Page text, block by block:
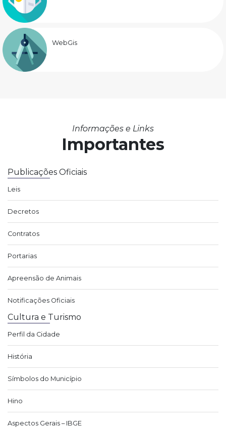
WebGis
Informações e Links
Importantes
Publicações Oficiais
Leis
Decretos
Contratos
Portarias
Apreensão de Animais
Notificações Oficiais
Cultura e Turismo
Perfil da Cidade
História
Símbolos do Município
Hino
Aspectos Gerais – IBGE